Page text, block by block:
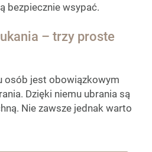
bezpiecznie wsypać.
– trzy proste
osób jest obowiązkowym
Dzięki niemu ubrania są
Nie zawsze jednak warto